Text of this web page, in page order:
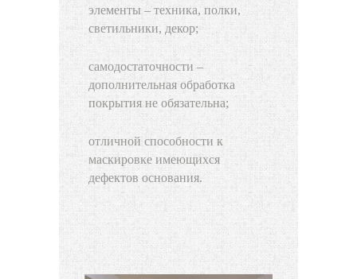
элементы – техника, полки,
светильники, декор;
самодостаточности –
дополнительная обработка
покрытия не обязательна;
отличной способности к
маскировке имеющихся
дефектов основания.